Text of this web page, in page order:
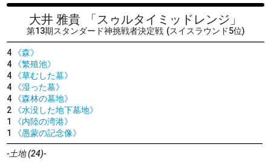
大井 雅貴 「スゥルタイミッドレンジ」
第13期スタンダード神挑戦者決定戦 (スイスラウンド5位)
4
《森》
4
《繁殖池》
4
《草むした墓》
4
《湿った墓》
4
《森林の墓地》
2
《水没した地下墓地》
1
《内陸の湾港》
1
《愚蒙の記念像》
-土地 (24)-